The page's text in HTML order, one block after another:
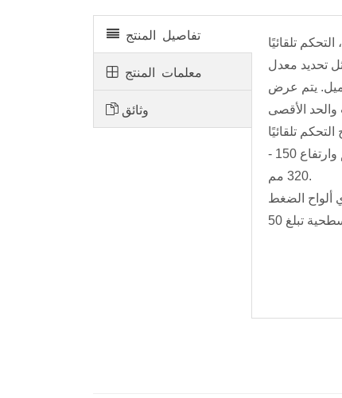
تفاصيل المنتج
معلمات المنتج
وثائق
تحديد معدل
يتم عرض
مناسبة لاختبار عينات المكعب 50 مم، 100 مم، 150 مم و200 مم بالإضافة إلى عينات الأسطوانات بقطر 75 - 160 مم وارتفاع 150 -
320 مم.
ألواح الضغط